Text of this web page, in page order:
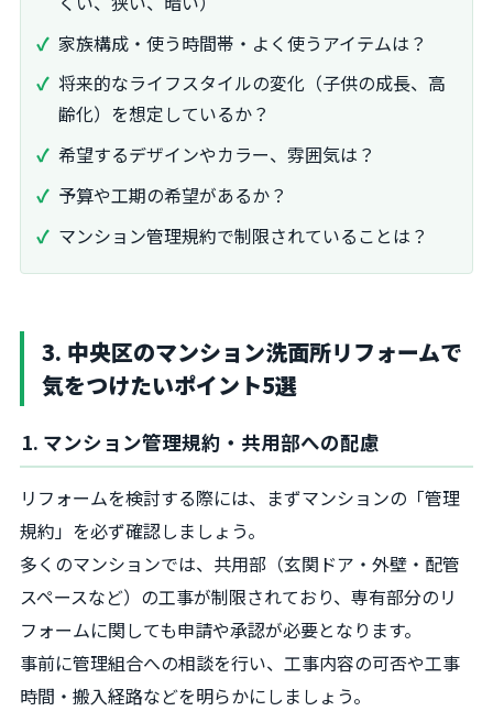
家族構成・使う時間帯・よく使うアイテムは？
将来的なライフスタイルの変化（子供の成長、高
齢化）を想定しているか？
希望するデザインやカラー、雰囲気は？
予算や工期の希望があるか？
マンション管理規約で制限されていることは？
3. 中央区のマンション洗面所リフォームで
気をつけたいポイント5選
1. マンション管理規約・共用部への配慮
リフォームを検討する際には、まずマンションの「管理
規約」を必ず確認しましょう。
多くのマンションでは、共用部（玄関ドア・外壁・配管
スペースなど）の工事が制限されており、専有部分のリ
フォームに関しても申請や承認が必要となります。
事前に管理組合への相談を行い、工事内容の可否や工事
時間・搬入経路などを明らかにしましょう。